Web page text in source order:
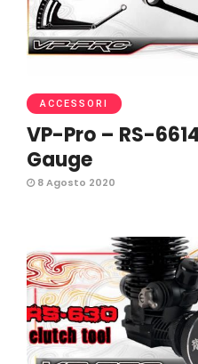
ACCESSORI
VP-Pro – RS-
Gauge
8 Agosto 2020